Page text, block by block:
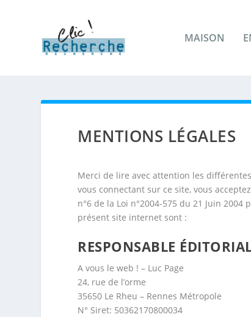
MAISON
MENTIONS LÉGALES
Merci de lire avec attention les
vous connectant sur ce site, vous
n°6 de la Loi n°2004-575 du 21 Juin
présent site internet sont :
RESPONSABLE
A vous le web ! – Luc Page
24, rue de l’orme
35650 Le Rheu – Rennes Métropole
N° Siret: 50362170800034